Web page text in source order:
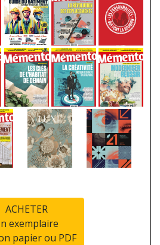
ACHETER
exemplaire
papier ou PDF